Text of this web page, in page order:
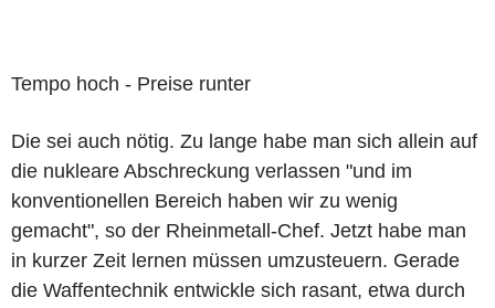
Tempo hoch - Preise runter
Die sei auch nötig. Zu lange habe man sich allein auf
die nukleare Abschreckung verlassen "und im
konventionellen Bereich haben wir zu wenig
gemacht", so der Rheinmetall-Chef. Jetzt habe man
in kurzer Zeit lernen müssen umzusteuern. Gerade
die Waffentechnik entwickle sich rasant, etwa durch